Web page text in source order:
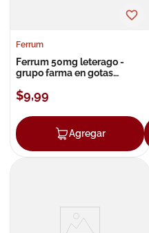
Ferrum
Ferrum 50mg leterago -
grupo farma en gotas
$9,99
Agregar